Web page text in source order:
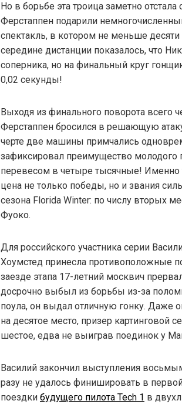
Но в борьбе эта троица заметно
Ферстаппен подарили
спектакль, в котором не меньше десяти
середине дистанции показалось, что
соперника, но на финальный круг
0,02 секунды!
Выходя из финального поворота всего
Ферстаппен бросился в решающую
черте две машины примчались
зафиксировал преимущество молодого
перевесом в четыре тысячные! Именно
цена не только победы, но и звания
сезона Florida Winter: по числу вторых
Фуоко.
Для российского участника серии
Хоумстед принесла противоположные
заезде этапа 17-летний москвич
досрочно выбыл из борьбы из-за
поула, он выдал отличную гонку. Даже
на десятое место, призер картинговой
шестое, едва не выиграв поединок у
Василий закончил выступления
разу не удалось финишировать в
поездки будущего пилота Tech 1 в